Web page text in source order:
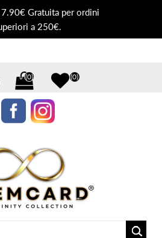
Gratuita per ordini
a 250€.
(0) (0)